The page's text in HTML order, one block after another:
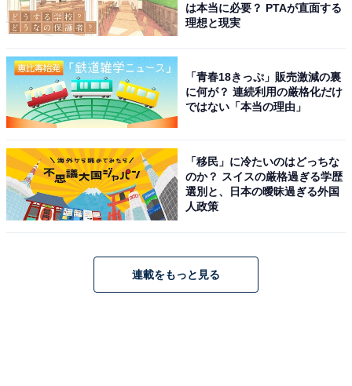
の活動や俳優としてのキャリアがあり、Snow Manの目
黒蓮さんと仲がいいことでも知られ、現在公開中の映画
ます。タイプロでは、明るく熱いキャラクターで、ほか
のメンバーの士気を高めました。
ラクターだと思います」（50代女性／埼玉県）、「リア
クションがよくて喋りが上手だから」（30代女性／東京
都）、「メンバーの中ではバラエティ担当と言ってもい
でこの路線で活躍してほしい」（30代女性／東京都）な
どの声がありました。
は本当に必要？ PTAが直面する
理想と現実
「青春18きっぷ」販売激減の裏
に何が？ 連続利用の厳格化だけ
ではない「本当の理由」
「移民」に冷たいのはどっちな
のか？ スイスの厳格過ぎる学歴
選別と、日本の曖昧過ぎる外国
人政策
連載をもっと見る